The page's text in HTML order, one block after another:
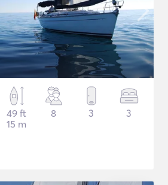
49 ft
15 m
8 3 3